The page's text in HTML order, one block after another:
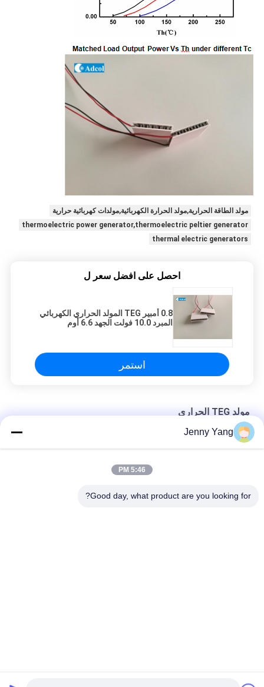
مولد الطاقة الحرارية,مولد الحرارة الكهربائية,مولدات كهربائية حرارية
thermoelectric power generator,thermoelectric peltier generator
thermal electric generators
احصل على افضل سعر ل
0.8 أمبير TEG المولد الحراري الكهربائي
المبرد 10.0 فولت الجهد 6.6 أوم
استمر
مولد TEG الحراري
وحدة بيلتييه مولد توليد الطاقة الحراري لـ TEG مولد الطاقة بيلتييه
Jenny Yang
5:46 PM
Good day, what product are you looking for?